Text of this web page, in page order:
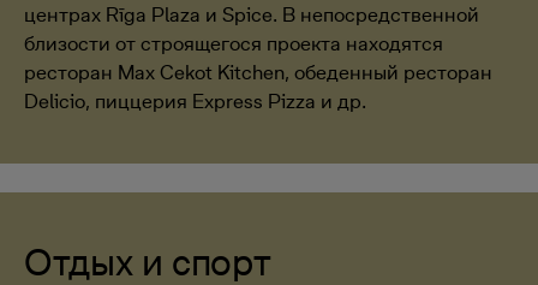
центрах Rīga Plaza и Spice. В непосредственной
близости от строящегося проекта находятся
ресторан Max Cekot Kitchen, обеденный ресторан
Delicio, пиццерия Express Pizza и др.
Отдых и спорт